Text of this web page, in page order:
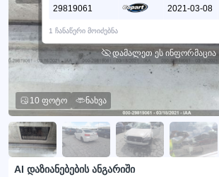
10 ფოტო ნახვა
29819061 2021-03-08
1 ჩანაწერი მოიძებნა
დამალეთ ეს ინფორმაცია
AI დაზიანებების ანგარიში